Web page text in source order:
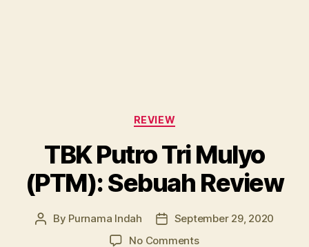
Categories
REVIEW
TBK Putro Tri Mulyo
(PTM): Sebuah Review
Post
By Purnama Indah
PostSeptember 29, 2020
No Commentson